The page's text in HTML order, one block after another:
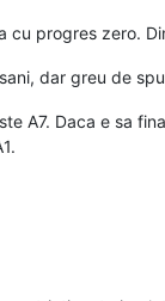
progres zero.
dar greu de
A7. Daca e sa